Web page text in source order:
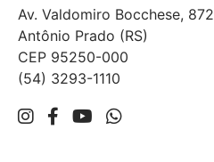
Av. Valdomiro Bocchese, 872
Antônio Prado (RS)
CEP 95250-000
(54) 3293-1110